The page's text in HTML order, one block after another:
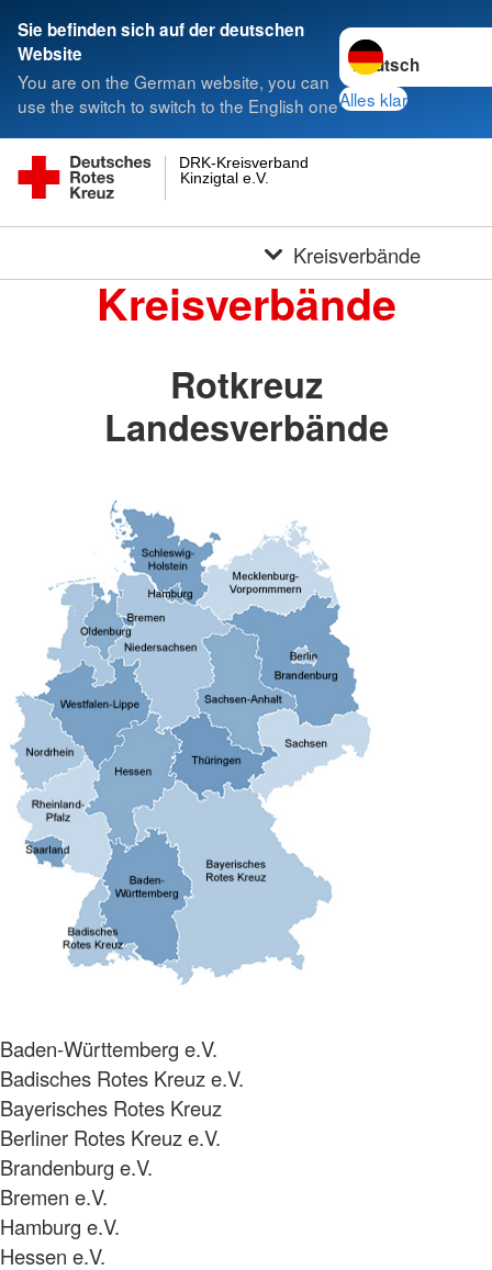
Sie befinden sich auf der deutschen
Website
You are on the German website, you can
use the switch to switch to the English one
Sprache wechseln
Alles klar
Kinzigtal e.V.
DRK-Kreisverband
Kreisverbände
Kreisverbände
Rotkreuz
Landesverbände
Baden-Württemberg e.V.
Badisches Rotes Kreuz e.V.
Bayerisches Rotes Kreuz
Berliner Rotes Kreuz e.V.
Brandenburg e.V.
Bremen e.V.
Hamburg e.V.
Hessen e.V.